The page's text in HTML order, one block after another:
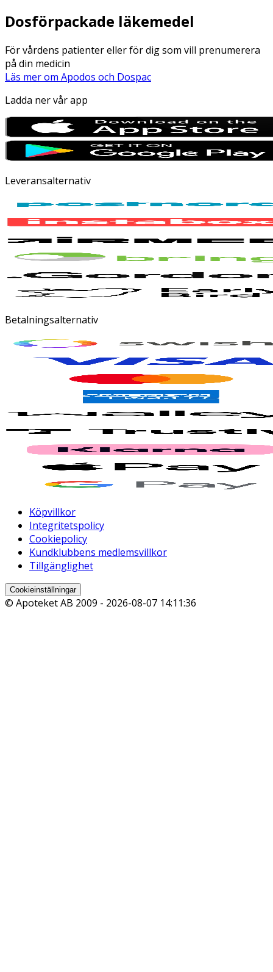
Dosförpackade läkemedel
För vårdens patienter eller för dig som vill prenumerera
på din medicin
Läs mer om Apodos och Dospac
Ladda ner vår app
Leveransalternativ
Betalningsalternativ
Köpvillkor
Integritetspolicy
Cookiepolicy
Kundklubbens medlemsvillkor
Tillgänglighet
Cookieinställningar
© Apoteket AB 2009 - 2026-08-07 14:11:36